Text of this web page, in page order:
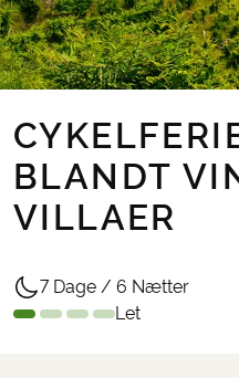
BLANDT
VILLAER
7 Dage / 6 Nætter
Let